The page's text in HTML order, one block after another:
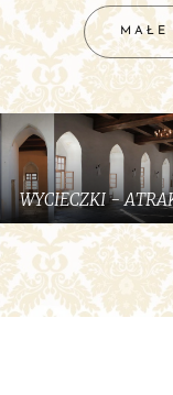
MAŁE
WYCIECZKI -